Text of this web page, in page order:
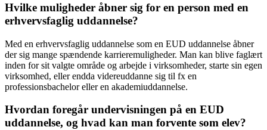
Hvilke muligheder åbner sig for en person med en
erhvervsfaglig uddannelse?
Med en erhvervsfaglig uddannelse som en EUD uddannelse åbner
der sig mange spændende karrieremuligheder. Man kan blive faglært
inden for sit valgte område og arbejde i virksomheder, starte sin egen
virksomhed, eller endda videreuddanne sig til fx en
professionsbachelor eller en akademiuddannelse.
Hvordan foregår undervisningen på en EUD
uddannelse, og hvad kan man forvente som elev?